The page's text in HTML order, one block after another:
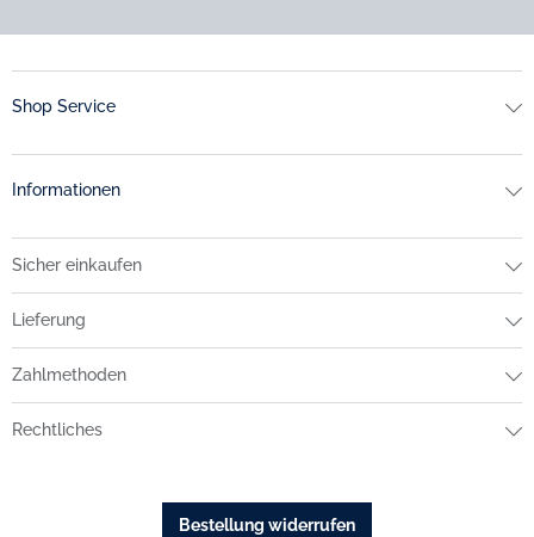
Shop Service
Informationen
Sicher einkaufen
Lieferung
Zahlmethoden
Rechtliches
Bestellung widerrufen